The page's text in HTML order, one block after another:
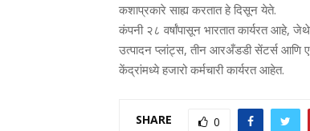
कशाप्रकारे साह्य करतात हे दिसून येते.
कंपनी २८ वर्षांपासून भारतात कार्यरत आहे,
उत्‍पादन प्‍लांट्स, तीन आरअँडडी सेंटर्स आणि
केंद्रांमध्‍ये हजारो कर्मचारी कार्यरत आहेत.
SHARE 0